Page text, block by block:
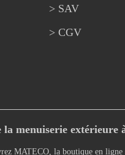
> SAV
> CGV
la menuiserie extérieure
MATECO, la boutique en